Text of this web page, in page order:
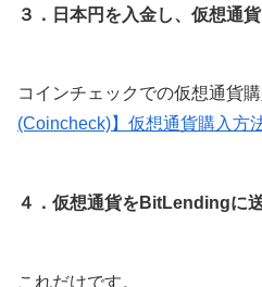
３．日本円を入金し、仮想通
コインチェックでの仮想通貨
(Coincheck)】仮想通貨購入方
４．仮想通貨をBitLendingに
これだけです。